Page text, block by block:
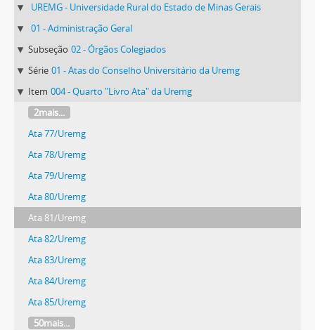
UREMG - Universidade Rural do Estado de Minas Gerais
01 - Administração Geral
Subseção 02 - Órgãos Colegiados
Série 01 - Atas do Conselho Universitário da Uremg
Item 004 - Quarto "Livro Ata" da Uremg
2mais...
Ata 77/Uremg
Ata 78/Uremg
Ata 79/Uremg
Ata 80/Uremg
Ata 81/Uremg
Ata 82/Uremg
Ata 83/Uremg
Ata 84/Uremg
Ata 85/Uremg
50mais...